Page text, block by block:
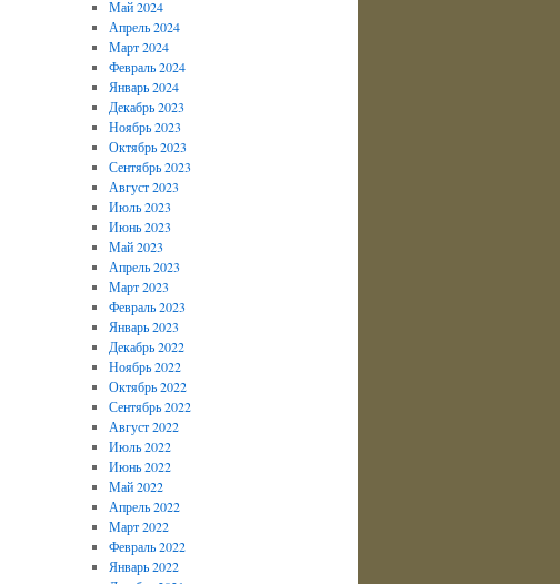
Май 2024
Апрель 2024
Март 2024
Февраль 2024
Январь 2024
Декабрь 2023
Ноябрь 2023
Октябрь 2023
Сентябрь 2023
Август 2023
Июль 2023
Июнь 2023
Май 2023
Апрель 2023
Март 2023
Февраль 2023
Январь 2023
Декабрь 2022
Ноябрь 2022
Октябрь 2022
Сентябрь 2022
Август 2022
Июль 2022
Июнь 2022
Май 2022
Апрель 2022
Март 2022
Февраль 2022
Январь 2022